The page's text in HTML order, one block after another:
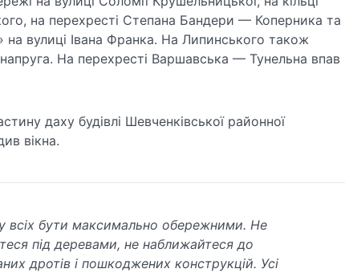
на перехресті Степана Бандери — Коперника та
на вулиці Івана Франка. На Липинського також
На перехресті Варшавська — Тунельна впав
даху будівлі Шевченківської районної
вікна.
всіх бути максимально обережними. Не
під деревами, не наближайтеся до
дротів і пошкоджених конструкцій. Усі